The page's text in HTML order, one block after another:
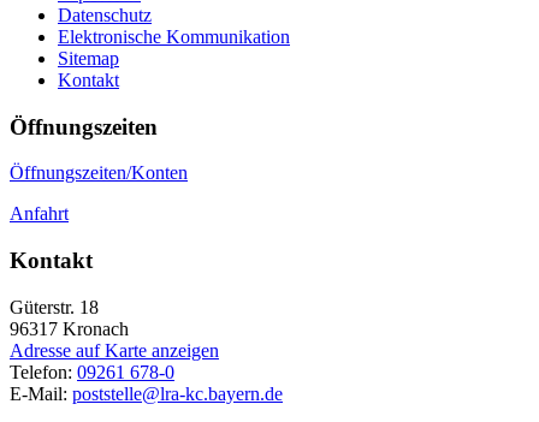
Datenschutz
Elektronische Kommunikation
Sitemap
Kontakt
Öffnungszeiten
Öffnungszeiten/Konten
Anfahrt
Kontakt
Güterstr. 18
96317 Kronach
Adresse auf Karte anzeigen
Telefon: 09261 678-0
E-Mail: poststelle@lra-kc.bayern.de